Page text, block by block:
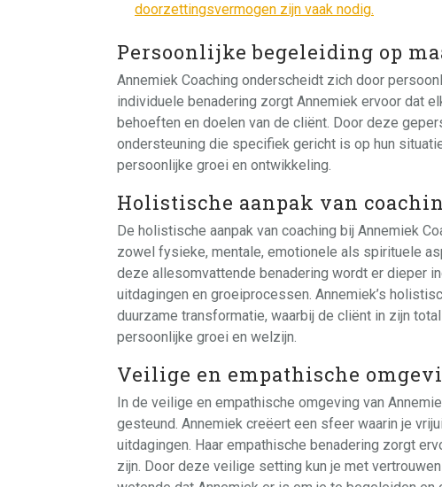
doorzettingsvermogen zijn vaak nodig.
Persoonlijke begeleiding op
Annemiek Coaching onderscheidt zich door
individuele benadering zorgt Annemiek ervoor dat
behoeften en doelen van de cliënt. Door deze
ondersteuning die specifiek gericht is op hun
persoonlijke groei en ontwikkeling.
Holistische aanpak van
De holistische aanpak van coaching bij Annemiek
zowel fysieke, mentale, emotionele als spirituele
deze allesomvattende benadering wordt er dieper
uitdagingen en groeiprocessen. Annemiek’s
duurzame transformatie, waarbij de cliënt in zijn
persoonlijke groei en welzijn.
Veilige en empathische
In de veilige en empathische omgeving van
gesteund. Annemiek creëert een sfeer waarin je
uitdagingen. Haar empathische benadering zorgt
zijn. Door deze veilige setting kun je met